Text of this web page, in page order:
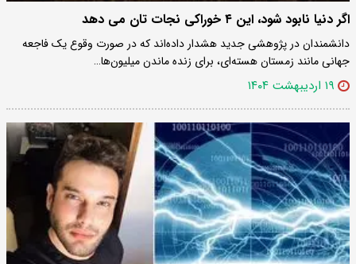
اگر دنیا نابود شود، این ۴ خوراکی نجات تان می دهد
دانشمندان در پژوهشی جدید هشدار داده‌اند که در صورت وقوع یک فاجعه
جهانی مانند زمستان هسته‌ای، برای زنده ماندن میلیون‌ها…
۱۹ اردیبهشت ۱۴۰۴